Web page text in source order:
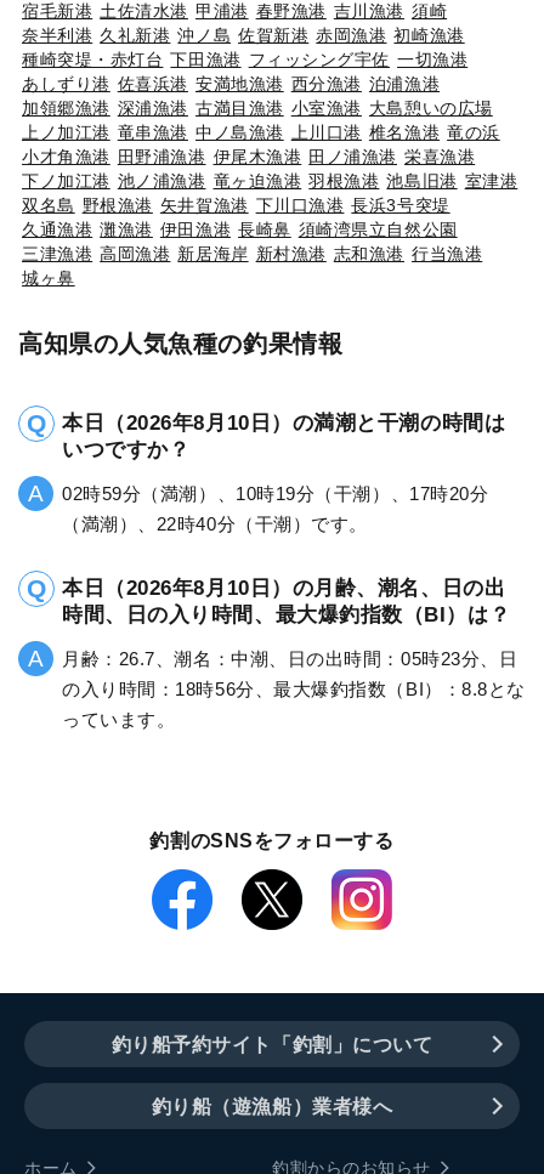
宿毛新港 土佐清水港 甲浦港 春野漁港 吉川漁港 須崎
奈半利港 久礼新港 沖ノ島 佐賀新港 赤岡漁港 初崎漁港
種崎突堤・赤灯台 下田漁港 フィッシング宇佐 一切漁港
あしずり港 佐喜浜港 安満地漁港 西分漁港 泊浦漁港
加領郷漁港 深浦漁港 古満目漁港 小室漁港 大島憩いの広場
上ノ加江港 竜串漁港 中ノ島漁港 上川口港 椎名漁港 竜の浜
小才角漁港 田野浦漁港 伊尾木漁港 田ノ浦漁港 栄喜漁港
下ノ加江港 池ノ浦漁港 竜ヶ迫漁港 羽根漁港 池島旧港 室津港
双名島 野根漁港 矢井賀漁港 下川口漁港 長浜3号突堤
久通漁港 灘漁港 伊田漁港 長崎鼻 須崎湾県立自然公園
三津漁港 高岡漁港 新居海岸 新村漁港 志和漁港 行当漁港
城ヶ鼻
高知県の人気魚種の釣果情報
本日（2026年8月10日）の満潮と干潮の時間は
いつですか？
02時59分（満潮）、10時19分（干潮）、17時20分
（満潮）、22時40分（干潮）です。
本日（2026年8月10日）の月齢、潮名、日の出
時間、日の入り時間、最大爆釣指数（BI）は？
月齢：26.7、潮名：中潮、日の出時間：05時23分、日
の入り時間：18時56分、最大爆釣指数（BI）：8.8とな
っています。
釣割のSNSをフォローする
釣り船予約サイト「釣割」について
釣り船（遊漁船）業者様へ
ホーム
釣割からのお知らせ